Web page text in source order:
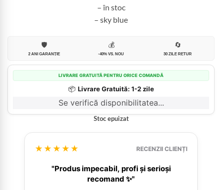
– în stoc
– sky blue
🛡️
2 ANI GARANȚIE
💰
-40% VS. NOU
🔄
30 ZILE RETUR
LIVRARE GRATUITĂ PENTRU ORICE COMANDĂ
📦 Livrare Gratuită: 1-2 zile
Se verifică disponibilitatea...
Stoc epuizat
★★★★★ RECENZII CLIENȚI
"Produs impecabil, profi și serioși
recomand ✨"